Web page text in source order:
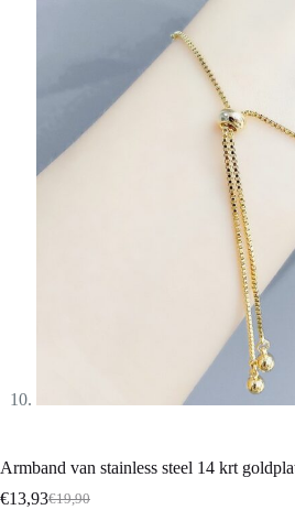
Armband van stainless steel 14 krt
€19,90
€13,93